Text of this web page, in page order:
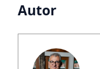
Autor